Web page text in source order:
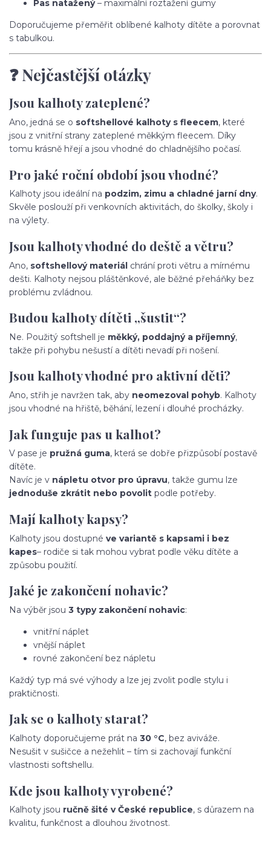
Pas natažený– maximální roztažení gumy
Doporučujeme přeměřit oblíbené kalhoty dítěte a porovnat
s tabulkou.
❓ Nejčastější otázky
Jsou kalhoty zateplené?
Ano, jedná se o softshellové kalhoty s fleecem, které
jsou z vnitřní strany zateplené měkkým fleecem. Díky
tomu krásně hřejí a jsou vhodné do chladnějšího počasí.
Pro jaké roční období jsou vhodné?
Kalhoty jsou ideální na podzim, zimu a chladné jarní dny.
Skvěle poslouží při venkovních aktivitách, do školky, školy i
na výlety.
Jsou kalhoty vhodné do deště a větru?
Ano, softshellový materiál chrání proti větru a mírnému
dešti. Kalhoty nejsou pláštěnkové, ale běžné přeháňky bez
problému zvládnou.
Budou kalhoty dítěti „šustit“?
Ne. Použitý softshell je měkký, poddajný a příjemný,
takže při pohybu nešustí a dítěti nevadí při nošení.
Jsou kalhoty vhodné pro aktivní děti?
Ano, střih je navržen tak, aby neomezoval pohyb. Kalhoty
jsou vhodné na hřiště, běhání, lezení i dlouhé procházky.
Jak funguje pas u kalhot?
V pase je pružná guma, která se dobře přizpůsobí postavě
dítěte.
Navíc je v nápletu otvor pro úpravu, takže gumu lze
jednoduše zkrátit nebo povolit podle potřeby.
Mají kalhoty kapsy?
Kalhoty jsou dostupné ve variantě s kapsami i bez
kapes– rodiče si tak mohou vybrat podle věku dítěte a
způsobu použití.
Jaké je zakončení nohavic?
Na výběr jsou 3 typy zakončení nohavic:
vnitřní náplet
vnější náplet
rovné zakončení bez nápletu
Každý typ má své výhody a lze jej zvolit podle stylu i
praktičnosti.
Jak se o kalhoty starat?
Kalhoty doporučujeme prát na 30 °C, bez aviváže.
Nesušit v sušičce a nežehlit – tím si zachovají funkční
vlastnosti softshellu.
Kde jsou kalhoty vyrobené?
Kalhoty jsou ručně šité v České republice, s důrazem na
kvalitu, funkčnost a dlouhou životnost.